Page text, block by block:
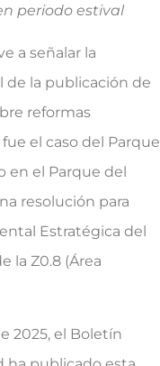
periodo estival
a señalar la
de la publicación de
reformas
el caso del Parque
en el Parque del
resolución para
Estratégica del
la Z0.8 (Área
el Boletín